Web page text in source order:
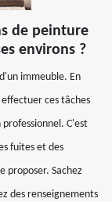
de peinture
environs ?
immeuble. En
ces tâches
C'est
fuites et des
proposer. Sachez
des renseignements